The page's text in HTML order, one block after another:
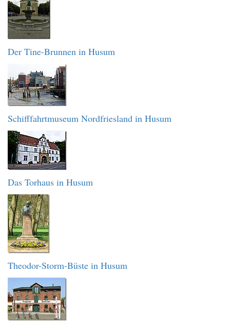
Der Tine-Brunnen in Husum
Schifffahrtmuseum Nordfriesland in Husum
Das Torhaus in Husum
Theodor-Storm-Büste in Husum